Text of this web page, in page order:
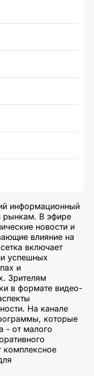
информационный
рынкам. В эфире
новости и
влияние на
включает
успешных
и
Зрителям
в формате видео-
На канале
которые
- от малого
комплексное